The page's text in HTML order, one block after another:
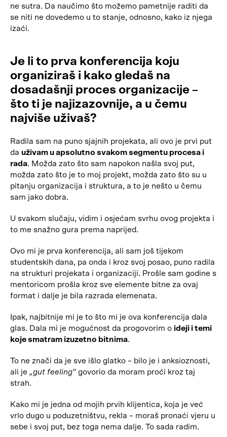
ne sutra. Da naučimo što možemo pametnije raditi da
se niti ne dovedemo u to stanje, odnosno, kako iz njega
izaći.
Je li to prva konferencija koju
organiziraš i kako gledaš na
dosadašnji proces organizacije –
što ti je najizazovnije, a u čemu
najviše uživaš?
Radila sam na puno sjajnih projekata, ali ovo je prvi put
da uživam u apsolutno svakom segmentu procesa i
rada. Možda zato što sam napokon našla svoj put,
možda zato što je to moj projekt, možda zato što su u
pitanju organizacija i struktura, a to je nešto u čemu
sam jako dobra.
U svakom slučaju, vidim i osjećam svrhu ovog projekta i
to me snažno gura prema naprijed.
Ovo mi je prva konferencija, ali sam još tijekom
studentskih dana, pa onda i kroz svoj posao, puno radila
na strukturi projekata i organizaciji. Prošle sam godine s
mentoricom prošla kroz sve elemente bitne za ovaj
format i dalje je bila razrada elemenata.
Ipak, najbitnije mi je to što mi je ova konferencija dala
glas. Dala mi je mogućnost da progovorim o ideji i temi
koje smatram izuzetno bitnima.
To ne znači da je sve išlo glatko – bilo je i anksioznosti,
ali je „gut feeling“ govorio da moram proći kroz taj
strah.
Kako mi je jedna od mojih prvih klijentica, koja je već
vrlo dugo u poduzetništvu, rekla – moraš pronaći vjeru u
sebe i svoj put, bez toga nema dalje. To sada radim.